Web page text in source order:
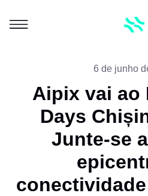
6 de junho
Aipix vai ao
Days
Junte-se